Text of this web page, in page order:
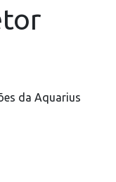
da Aquarius